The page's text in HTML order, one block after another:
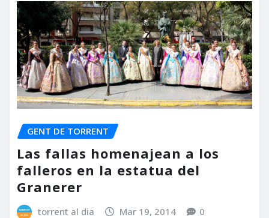
GENT DE TORRENT
Las fallas homenajean a los
falleros en la estatua del
Granerer
torrent al dia Mar 19, 2014 0